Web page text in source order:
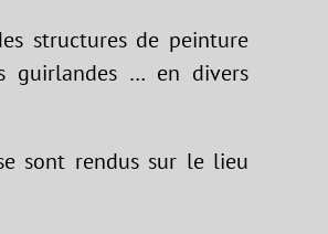
structures de peinture
guirlandes … en divers
sont rendus sur le lieu